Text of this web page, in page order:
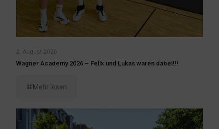
2. August 2026
Wagner Academy 2026 – Felix und Lukas waren dabei!!!
Mehr lesen